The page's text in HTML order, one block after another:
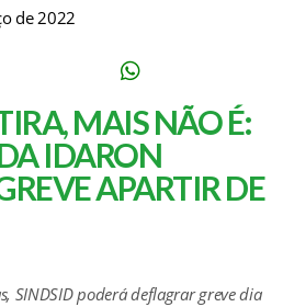
de 2022
MAIS NÃO É:
IDARON
APARTIR DE
SINDSID poderá deflagrar greve dia